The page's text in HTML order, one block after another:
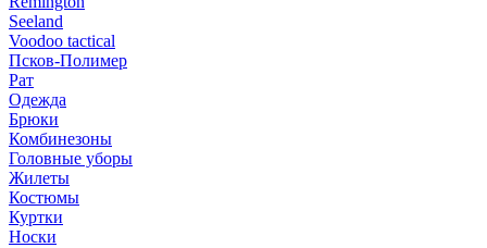
Seeland
Voodoo tactical
Псков-Полимер
Рат
Одежда
Брюки
Комбинезоны
Головные уборы
Жилеты
Костюмы
Куртки
Носки